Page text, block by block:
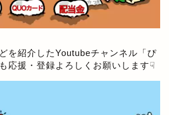
を紹介したYoutubeチャンネル「ぴ
応援・登録よろしくお願いします☟